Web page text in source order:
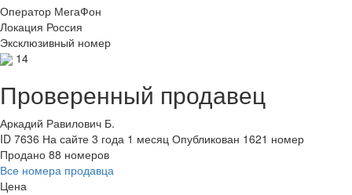
Оператор МегаФон
Локация Россия
Эксклюзивный номер
14
Проверенный продавец
Аркадий Равилович Б.
ID 7636 На сайте 3 года 1 месяц Опубликован 1621 номер
Продано 88 номеров
Все номера продавца
Цена